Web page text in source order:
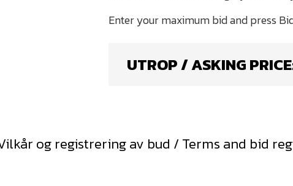
UTROP / ASKING
og registrering av bud / Terms and bid